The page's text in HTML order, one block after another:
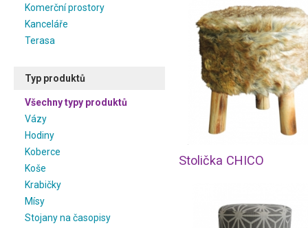
Komerční prostory
Kanceláře
Terasa
Typ produktů
Všechny typy produktů
Vázy
Hodiny
Koberce
Koše
Krabičky
Mísy
Stojany na časopisy
Stolička CHICO